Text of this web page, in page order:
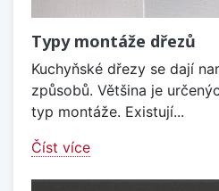
Typy montáže dřezů
Kuchyňské dřezy se dají
způsobů. Většina je
typ montáže. Existují...
Číst více